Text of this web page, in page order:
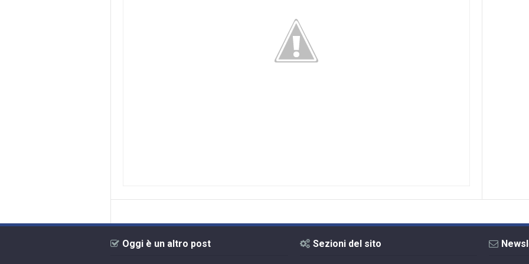
Oggi è un altro post Sezioni del sito